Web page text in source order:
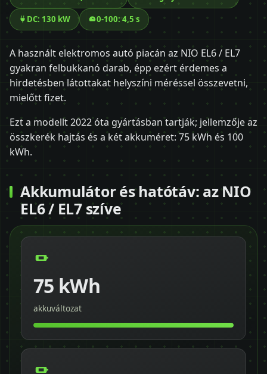
DC: 130 kW 0-100: 4,5 s
A használt elektromos autó piacán az NIO EL6 / EL7
gyakran felbukkanó darab, épp ezért érdemes a
hirdetésben látottakat helyszíni méréssel összevetni,
mielőtt fizet.
Ezt a modellt 2022 óta gyártásban tartják; jellemzője az
összkerék hajtás és a két akkuméret: 75 kWh és 100
kWh.
Akkumulátor és hatótáv: az NIO
EL6 / EL7 szíve
75 kWh
akkuváltozat